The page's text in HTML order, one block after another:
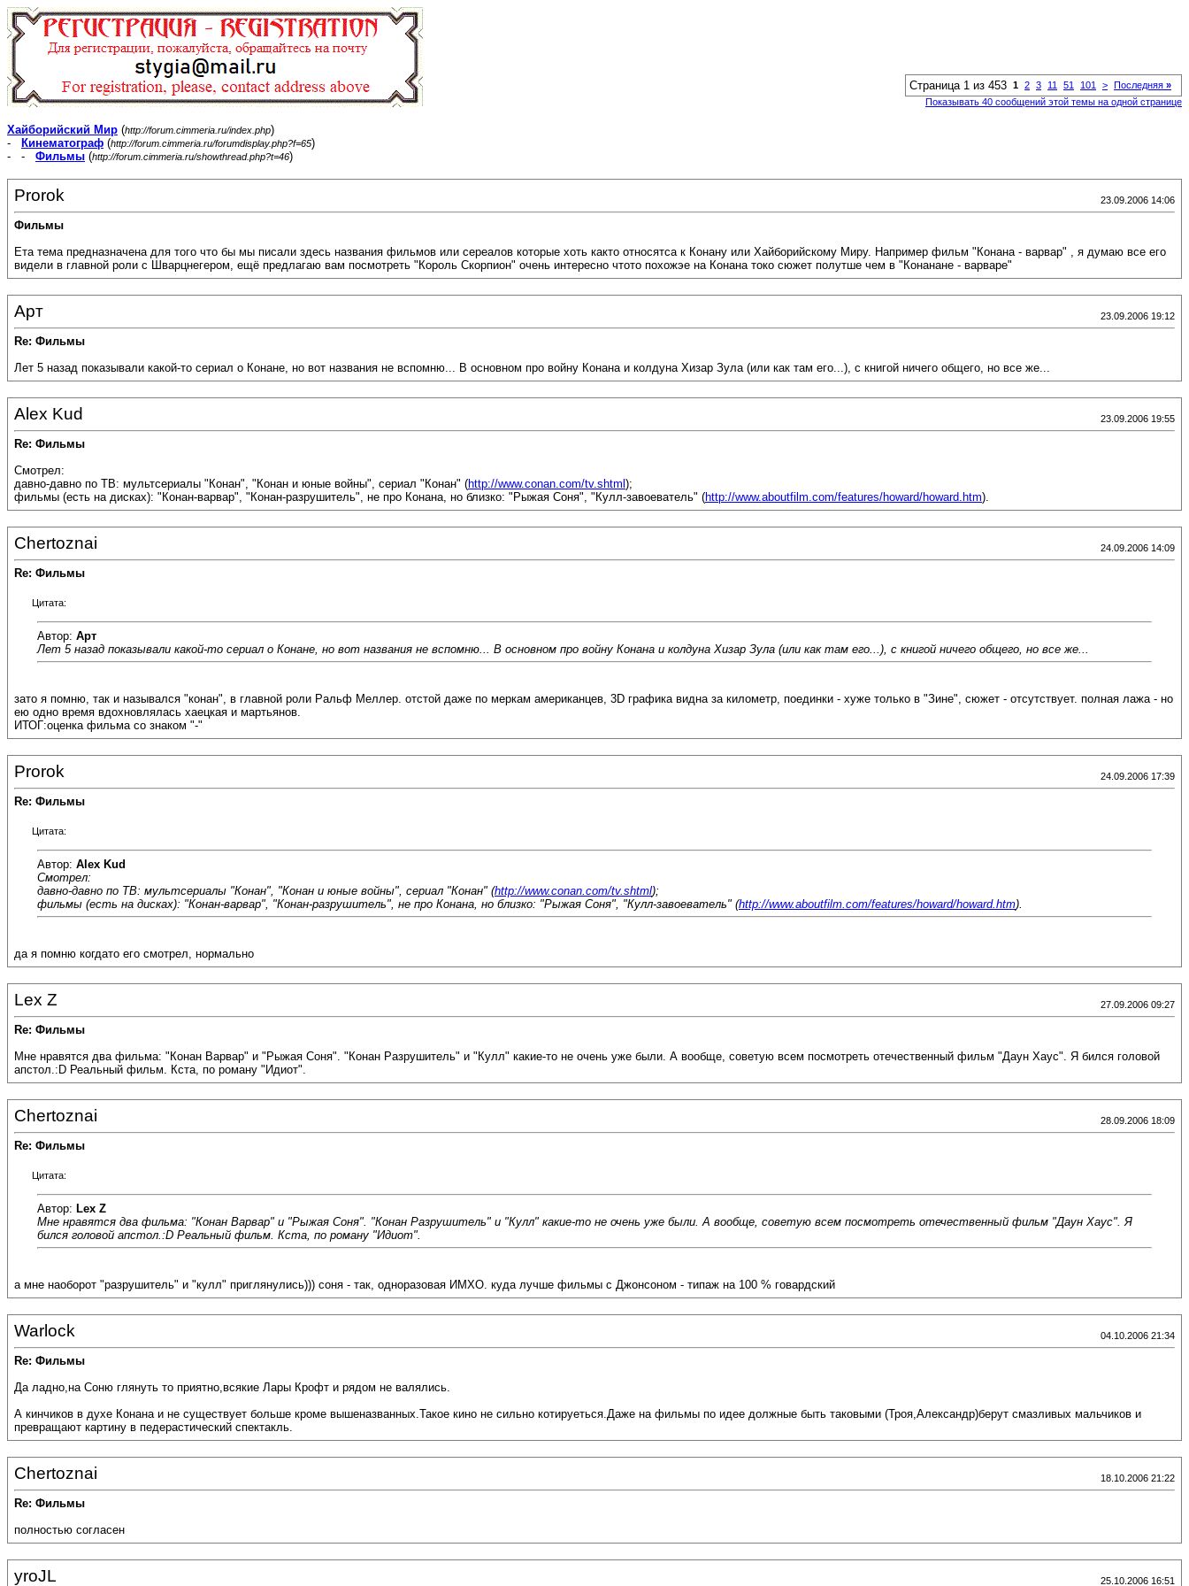
Страница 1 из 453 1 2 3 11 51 101 > Последняя »
Показывать 40 сообщений этой темы на одной странице
Хайборийский Мир (http://forum.cimmeria.ru/index.php)
-
Кинематограф (http://forum.cimmeria.ru/forumdisplay.php?f=65)
- - Фильмы (http://forum.cimmeria.ru/showthread.php?t=46)
Prorok 23.09.2006 14:06
Фильмы
Ета тема предназначена для того что бы мы писали здесь названия фильмов или сереалов которые хоть както относятса к Конану или Хайборийскому Миру. Например фильм "Конана - варвар" , я думаю все его
видели в главной роли с Шварцнегером, ещё предлагаю вам посмотреть "Король Скорпион" очень интересно чтото похожэе на Конана токо сюжет полутше чем в "Конанане - варваре"
Арт 23.09.2006 19:12
Re: Фильмы
Лет 5 назад показывали какой-то сериал о Конане, но вот названия не вспомню... В основном про войну Конана и колдуна Хизар Зула (или как там его...), с книгой ничего общего, но все же...
Alex Kud 23.09.2006 19:55
Re: Фильмы
Смотрел:
давно-давно по ТВ: мультсериалы "Конан", "Конан и юные войны", сериал "Конан" (http://www.conan.com/tv.shtml );
фильмы (есть на дисках): "Конан-варвар", "Конан-разрушитель", не про Конана, но близко: "Рыжая Соня", "Кулл-завоеватель" (http://www.aboutfilm.com/features/howard/howard.htm).
Chertoznai 24.09.2006 14:09
Re: Фильмы
Цитата:
Автор: Арт
Лет 5 назад показывали какой-то сериал о Конане, но вот названия не вспомню... В основном про войну Конана и колдуна Хизар Зула (или как там его...), с книгой ничего общего, но все же...
зато я помню, так и назывался "конан", в главной роли Ральф Меллер. отстой даже по меркам американцев, 3D графика видна за километр, поединки - хуже только в "Зине", сюжет - отсутствует. полная лажа - но
ею одно время вдохновлялась хаецкая и мартьянов.
ИТОГ:оценка фильма со знаком "-"
Prorok 24.09.2006 17:39
Re: Фильмы
Цитата:
Автор: Alex Kud
Смотрел:
давно-давно по ТВ: мультсериалы "Конан", "Конан и юные войны", сериал "Конан" (http://www.conan.com/tv.shtml);
фильмы (есть на дисках): "Конан-варвар", "Конан-разрушитель", не про Конана, но близко: "Рыжая Соня", "Кулл-завоеватель" (http://www.aboutfilm.com/features/howard/howard.htm).
да я помню когдато его смотрел, нормально
Lex Z 27.09.2006 09:27
Re: Фильмы
Мне нравятся два фильма: "Конан Варвар" и "Рыжая Соня". "Конан Разрушитель" и "Кулл" какие-то не очень уже были. А вообще, советую всем посмотреть отечественный фильм "Даун Хаус". Я бился головой
апстол.:D Реальный фильм. Кста, по роману "Идиот".
Chertoznai 28.09.2006 18:09
Re: Фильмы
Цитата:
Автор: Lex Z
Мне нравятся два фильма: "Конан Варвар" и "Рыжая Соня". "Конан Разрушитель" и "Кулл" какие-то не очень уже были. А вообще, советую всем посмотреть отечественный фильм "Даун Хаус". Я
бился головой апстол.:D Реальный фильм. Кста, по роману "Идиот".
а мне наоборот "разрушитель" и "кулл" приглянулись))) соня - так, одноразовая ИМХО. куда лучше фильмы с Джонсоном - типаж на 100 % говардский
Warlock 04.10.2006 21:34
Re: Фильмы
Да ладно,на Соню глянуть то приятно,всякие Лары Крофт и рядом не валялись.
А кинчиков в духе Конана и не существует больше кроме вышеназванных.Такое кино не сильно котируеться.Даже на фильмы по идее должные быть таковыми (Троя,Александр)берут смазливых мальчиков и
превращают картину в педерастический спектакль.
Chertoznai 18.10.2006 21:22
Re: Фильмы
полностью согласен
yroJL 25.10.2006 16:51